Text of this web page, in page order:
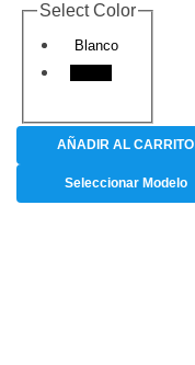
Select Color
Blanco
AÑADIR AL CARRITO
Seleccionar Modelo